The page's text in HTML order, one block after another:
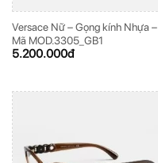
Versace Nữ – Gọng kính Nhựa –
Mã MOD.3305_GB1
5.200.000đ